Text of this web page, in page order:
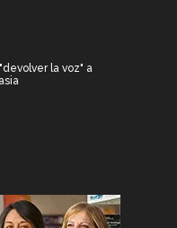
la voz" a